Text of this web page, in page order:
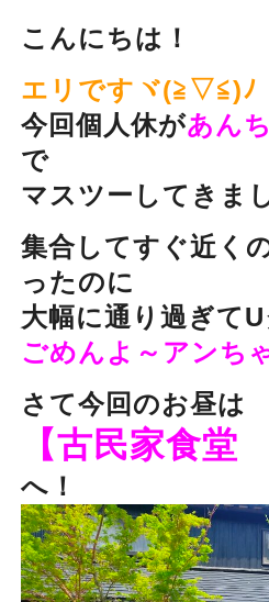
こんにちは！
エリですヾ(≧▽≦)ﾉ
今回個人休があん
で
マスツーしてきま
集合してすぐ近く
ったのに
大幅に通り過ぎて
ごめんよ～アンち
さて今回のお昼は
【古民家食堂
へ！